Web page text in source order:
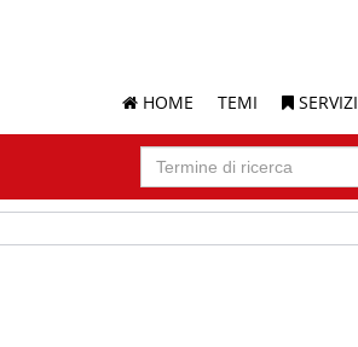
HOME TEMI SERVIZI
Ricerca
Termine
ricerca